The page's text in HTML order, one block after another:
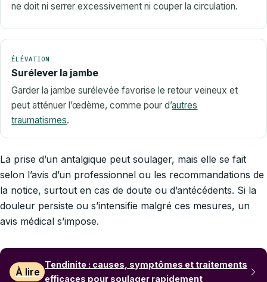
ne doit ni serrer excessivement ni couper la circulation.
ÉLÉVATION
Surélever la jambe
Garder la jambe surélevée favorise le retour veineux et
peut atténuer l’œdème, comme pour d’autres
traumatismes.
La prise d’un antalgique peut soulager, mais elle se fait
selon l’avis d’un professionnel ou les recommandations de
la notice, surtout en cas de doute ou d’antécédents. Si la
douleur persiste ou s’intensifie malgré ces mesures, un
avis médical s’impose.
À lire
Tendinite : causes, symptômes et traitements
efficaces pour soulager rapidement